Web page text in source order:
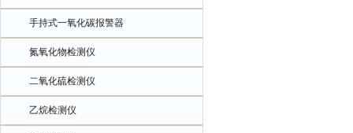
手持式一氧化碳报警器
氮氧化物检测仪
二氧化硫检测仪
乙烷检测仪